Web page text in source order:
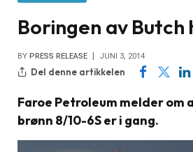
Boringen av
BY PRESS RELEASE JUNI 3, 2014
Del denne artikkelen
Faroe Petroleum melder om
brønn 8/10-6S er i gang.